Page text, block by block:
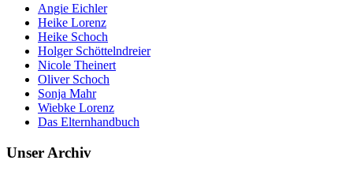
Angie Eichler
Heike Lorenz
Heike Schoch
Holger Schöttelndreier
Nicole Theinert
Oliver Schoch
Sonja Mahr
Wiebke Lorenz
Das Elternhandbuch
Unser Archiv